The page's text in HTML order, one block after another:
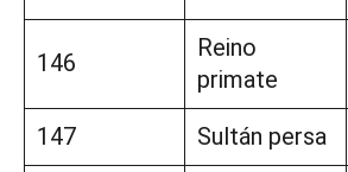
146
Reino
primate
147 Sultán persa